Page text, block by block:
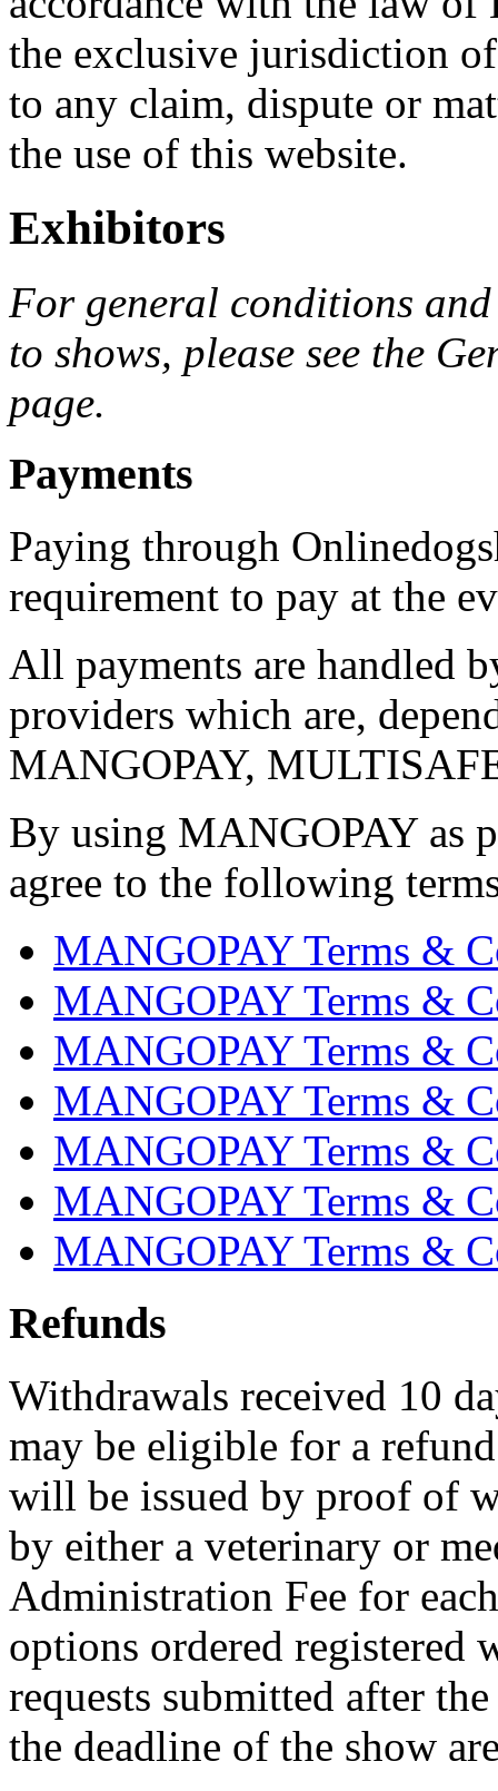
the exclusive jurisdiction
to any claim, dispute or
the use of this website.
Exhibitors
For general conditions
to shows, please see the
page.
Payments
Paying through
requirement to pay at the
All payments are handled
providers which are,
MANGOPAY,
By using MANGOPAY as
agree to the following
MANGOPAY Terms &
MANGOPAY Terms &
MANGOPAY Terms &
MANGOPAY Terms &
MANGOPAY Terms &
MANGOPAY Terms &
MANGOPAY Terms &
Refunds
Withdrawals received 10
may be eligible for a
will be issued by proof of
by either a veterinary or
Administration Fee for
options ordered
requests submitted after
the deadline of the show